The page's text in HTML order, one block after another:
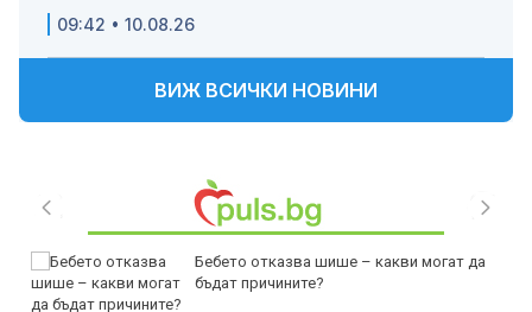
09:42 • 10.08.26
ВИЖ ВСИЧКИ НОВИНИ
Бебето отказва шише – какви могат да
бъдат причините?